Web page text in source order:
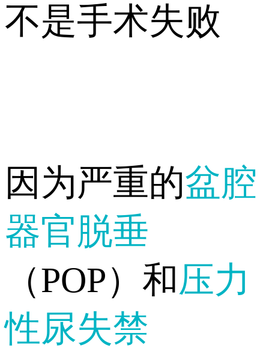
不是手术失败
因为严重的盆腔
器官脱垂
（POP）和压力
性尿失禁